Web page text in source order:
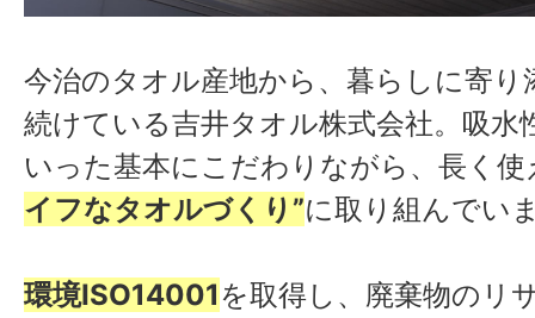
今治のタオル産地から、暮らしに寄り
続けている吉井タオル株式会社。吸水
いった基本にこだわりながら、長く使
イフなタオルづくり”に取り組んでい
環境ISO14001を取得し、廃棄物のリ